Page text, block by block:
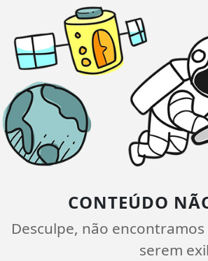
CONTEÚDO
Desculpe, não
serem